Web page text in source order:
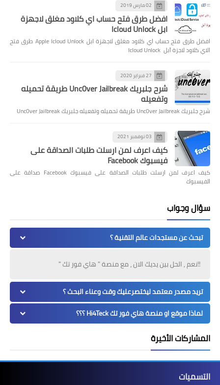
02 مارس 2019
افضل طرق فتح حساب اي كلاود مغلق لاجهزة
ابل Icloud Unlock
افضل طرق فتح حساب اي كلاود مغلق لاجهزة ابل Apple Icloud Unlock طرق فتح
الاي كلاود لاجزة آبل Icloud Unlock
27 فبراير 2020
شرح جلبريك Unc0ver Jailbreak طريقة تحميله
وتفعيله
شرح جلبريك Unc0ver Jailbreak طريقة تحميله وتفعيله جلبريك Unc0ver Jailbreak
03 نوفمبر 2021
كيف اعرف لمن ارسلت طلبات الصداقة على
فيسبوك Facebook
كيف اعرف لمن ارسلت طلبات الصداقة على فيسبوك Facebook صداقة على
الفيسبوك
سؤال وجواب
تبحث عن مستجدات عالم التقنية ؟
!!نعم , الحل بين يديك الان ، مع منصة " هاي فور تك "
تريد مصدر معتمد ليختصرعليك وقت وعناء البحث ؟
لماذا موقع او منصة هاي فور تك Hi4Teck ؟؟؟
المشاركات الأخيرة
التسميات